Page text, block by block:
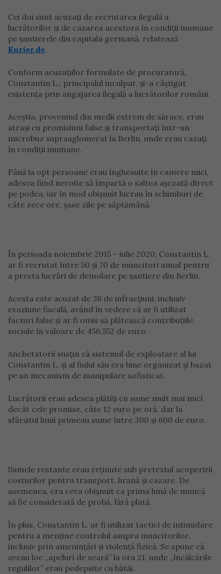
Cei doi sunt acuzați de recrutarea ilegală a
lucrătorilor și de cazarea acestora în condiții inumane
pe șantierele din capitala germană, relatează
Kurier.de.
Conform acuzațiilor formulate de procuratură,
Constantin L., principalul inculpat, și-a câștigat
existența prin angajarea ilegală a lucrătorilor români.
Aceștia, provenind din medii extrem de sărace, erau
atrași cu promisiuni false și transportați într-un
microbuz supraaglomerat la Berlin, unde erau cazați
în condiții inumane.
Până la opt persoane erau înghesuite în camere mici,
adesea fiind nevoite să împartă o saltea așezată direct
pe podea, iar în mod obișnuit lucrau în schimburi de
câte zece ore, șase zile pe săptămână.
În perioada noiembrie 2015 – iulie 2020, Constantin L.
ar fi recrutat între 50 și 70 de muncitori anual pentru
a presta lucrări de demolare pe șantiere din Berlin.
Acesta este acuzat de 38 de infracțiuni, inclusiv
evaziune fiscală, având în vedere că ar fi utilizat
facturi false și ar fi omis să plătească contribuțiile
sociale în valoare de 456.552 de euro.
Anchetatorii susțin că sistemul de exploatare al lui
Constantin L. și al fiului său era bine organizat și bazat
pe un mecanism de manipulare sofisticat.
Lucrătorii erau adesea plătiți cu sume mult mai mici
decât cele promise, câte 12 euro pe oră, dar la
sfârșitul lunii primeau sume între 300 și 600 de euro.
Sumele restante erau reținute sub pretextul acoperirii
costurilor pentru transport, hrană și cazare. De
asemenea, era ceva obișnuit ca prima lună de muncă
să fie considerată de probă, fără plată.
În plus, Constantin L. ar fi utilizat tactici de intimidare
pentru a menține controlul asupra muncitorilor,
inclusiv prin amenințări și violență fizică. Se spune că
aveau loc „apeluri de seară” la ora 21, unde „încălcările
regulilor” erau pedepsite cu bătăi.